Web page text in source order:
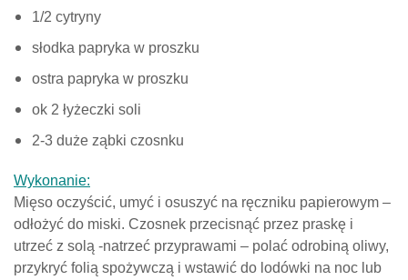
1/2 cytryny
słodka papryka w proszku
ostra papryka w proszku
ok 2 łyżeczki soli
2-3 duże ząbki czosnku
Wykonanie:
Mięso oczyścić, umyć i osuszyć na ręczniku papierowym –
odłożyć do miski. Czosnek przecisnąć przez praskę i
utrzeć z solą -natrzeć przyprawami – polać odrobiną oliwy,
przykryć folią spożywczą i wstawić do lodówki na noc lub